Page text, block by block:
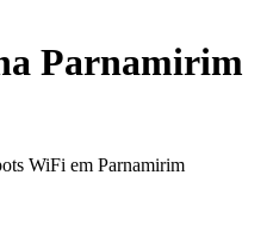
Parnamirim
WiFi em Parnamirim